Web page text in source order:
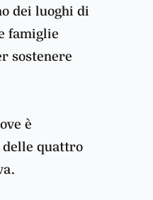
dei luoghi di
famiglie
sostenere
è
delle quattro